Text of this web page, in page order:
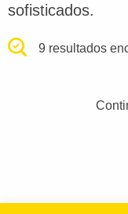
sofisticados.
9 resultados